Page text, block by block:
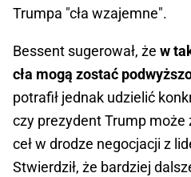
Trumpa "cła wzajemne".
Bessent sugerował, że w
cła mogą zostać
potrafił jednak udzielić
czy prezydent Trump może
ceł w drodze negocjacji z
Stwierdził, że bardziej